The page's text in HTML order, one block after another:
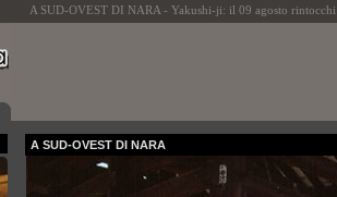
A SUD-OVEST DI NARA - Yakushi-ji: il 09 agosto rintocchi
A SUD-OVEST DI NARA